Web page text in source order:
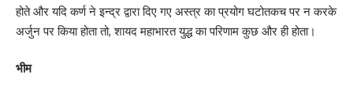
होते और यदि कर्ण ने इन्द्र द्वारा दिए गए अस्त्र का प्रयोग घटोतकच पर न करके
अर्जुन पर किया होता तो, शायद महाभारत युद्ध का परिणाम कुछ और ही होता।
भीम